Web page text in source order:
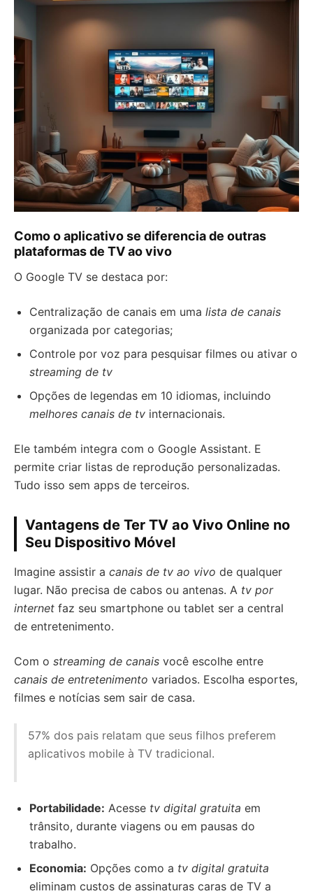
Como o aplicativo se diferencia de outras
plataformas de TV ao vivo
O Google TV se destaca por:
Centralização de canais em uma lista de canais
organizada por categorias;
Controle por voz para pesquisar filmes ou ativar o
streaming de tv
Opções de legendas em 10 idiomas, incluindo
melhores canais de tv internacionais.
Ele também integra com o Google Assistant. E
permite criar listas de reprodução personalizadas.
Tudo isso sem apps de terceiros.
Vantagens de Ter TV ao Vivo Online no
Seu Dispositivo Móvel
Imagine assistir a canais de tv ao vivo de qualquer
lugar. Não precisa de cabos ou antenas. A tv por
internet faz seu smartphone ou tablet ser a central
de entretenimento.
Com o streaming de canais você escolhe entre
canais de entretenimento variados. Escolha esportes,
filmes e notícias sem sair de casa.
57% dos pais relatam que seus filhos preferem
aplicativos mobile à TV tradicional.
Portabilidade: Acesse tv digital gratuita em
trânsito, durante viagens ou em pausas do
trabalho.
Economia: Opções como a tv digital gratuita
eliminam custos de assinaturas caras de TV a